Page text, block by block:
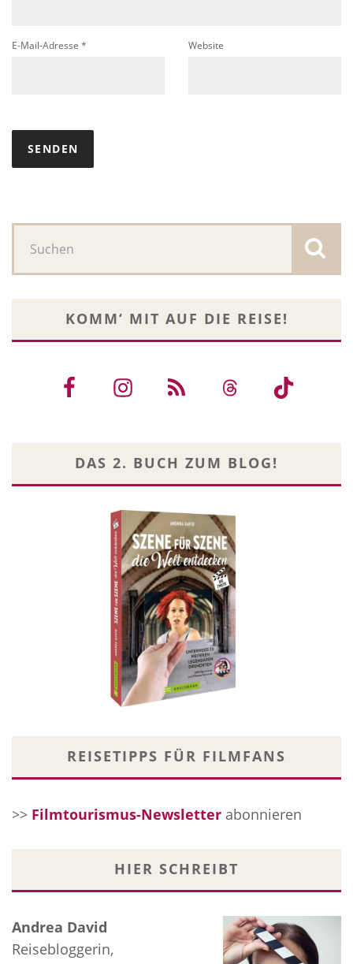
E-Mail-Adresse * Website
KOMM‘ MIT AUF DIE REISE!
DAS 2. BUCH ZUM BLOG!
REISETIPPS FÜR FILMFANS
>> Filmtourismus-Newsletter abonnieren
HIER SCHREIBT
Andrea David
Reisebloggerin,